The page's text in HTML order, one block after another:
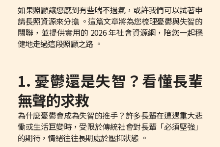
如果照顧讓您感到有些喘不過氣，或許我們可以試著申
請長照資源來分擔 。這篇文章將為您梳理憂鬱與失智的
關聯，並提供實用的 2026 年社會資源網，陪您一起穩
健地走過這段照顧之路 。
1. 憂鬱還是失智？看懂長輩
無聲的求救
為什麼憂鬱會成為失智的推手？許多長輩在遭遇重大悲
慟或生活巨變時，受限於傳統社會對長輩「必須堅強」
的期待，情緒往往長期處於壓抑狀態 。